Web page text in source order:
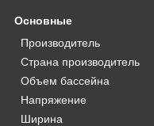
Основные
Производитель
Страна производитель
Объем бассейна
Напряжение
Ширина